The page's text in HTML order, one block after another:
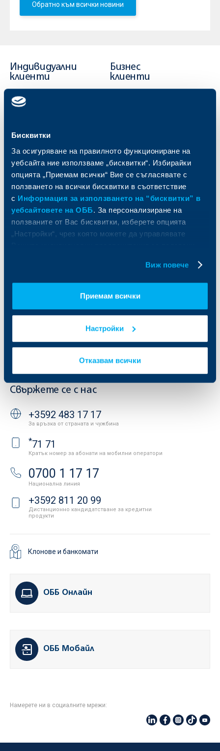
Бисквитки
За осигуряване на правилното функциониране на
уебсайта ние използваме „бисквитки“. Избирайки
опцията „Приемам всички“ Вие се съгласявате с
ползването на всички бисквитки в съответствие
с Информация за използването на “бисквитки” в
уебсайтовете на ОББ. За персонализиране на
ползваните от Вас бисквитки, изберете опцията
„Настройки“, чрез която можете да управлявате
Виж повече
Приемам всички
Настройки
Отказвам всички
Обратно към всички новини
Индивидуални
клиенти
Карти
Спестявания и инвестиции
Застраховки
Актуализация на клиентски данни
Бизнес
клиенти
и попечителски услуги
Факторинг
Кредити за собственици на фирми
Финансови институции и суверени
За ОББ
Кои сме ние
Новини
Групата на KBC
ДЗИ
ОББ Асет мениджмънт
Продажба на имоти
Бисквитки
Свържете се с нас
+3592 483 17 17
За връзка от страната и чужбина
*71 71
Кратък номер за абонати на мобилни оператори
0700 1 17 17
Национална линия
+3592 811 20 99
Дистанционно кандидатстване за кредитни
продукти
Клонове и банкомати
ОББ Онлайн
ОББ Мобайл
Намерете ни в социалните мрежи: